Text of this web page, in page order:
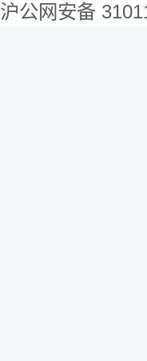
沪公网安备